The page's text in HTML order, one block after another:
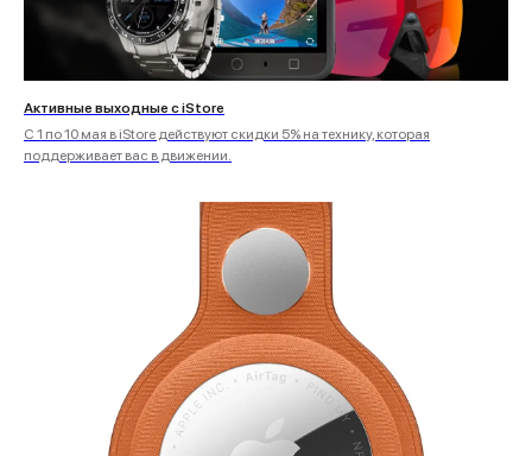
Активные выходные с iStore
С 1 по 10 мая в iStore действуют скидки 5% на технику, которая
поддерживает вас в движении.